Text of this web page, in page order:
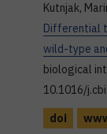
Kutnjak,
Differential
wild-type
biological
10.1016/
doi